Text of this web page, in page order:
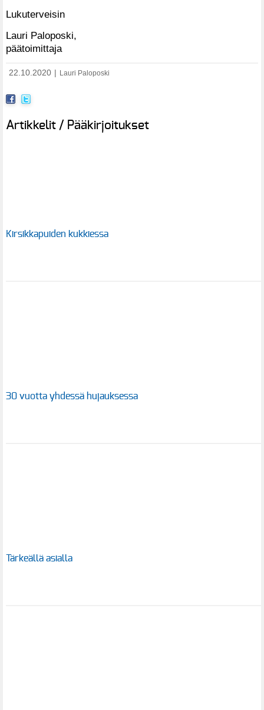
Lukuterveisin
Lauri Paloposki,
päätoimittaja
22.10.2020 Lauri Paloposki
Artikkelit / Pääkirjoitukset
Kirsikkapuiden kukkiessa
30 vuotta yhdessä hujauksessa
Tärkeällä asialla